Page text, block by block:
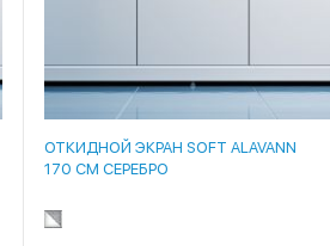
ОТКИДНОЙ ЭКРАН SOFT ALAVANN
170 СМ СЕРЕБРО